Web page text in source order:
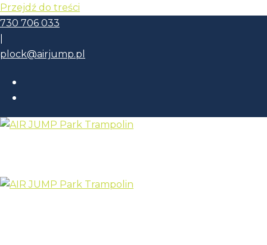
Przejdź do treści
730 706 033
plock@airjump.pl